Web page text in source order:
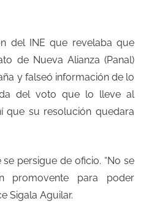
del INE que revelaba que
de Nueva Alianza (Panal)
y falseó información de lo
del voto que lo lleve al
que su resolución quedara
persigue de oficio. “No se
promovente para poder
Sigala Aguilar.